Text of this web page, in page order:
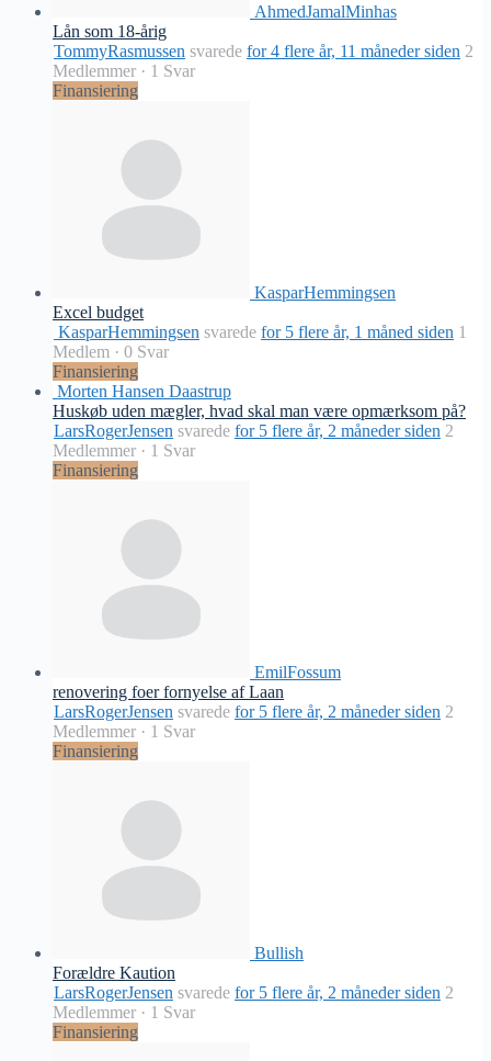
AhmedJamalMinhas
Lån som 18-årig
TommyRasmussen svarede for 4 flere år, 11 måneder siden 2
Medlemmer · 1 Svar
Finansiering
KasparHemmingsen
Excel budget
KasparHemmingsen svarede for 5 flere år, 1 måned siden 1
Medlem · 0 Svar
Finansiering
Morten Hansen Daastrup
Huskøb uden mægler, hvad skal man være opmærksom på?
LarsRogerJensen svarede for 5 flere år, 2 måneder siden 2
Medlemmer · 1 Svar
Finansiering
EmilFossum
renovering foer fornyelse af Laan
LarsRogerJensen svarede for 5 flere år, 2 måneder siden 2
Medlemmer · 1 Svar
Finansiering
Bullish
Forældre Kaution
LarsRogerJensen svarede for 5 flere år, 2 måneder siden 2
Medlemmer · 1 Svar
Finansiering